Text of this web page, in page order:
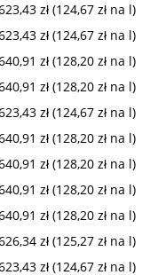
zł (124,67 zł na l)
zł (124,67 zł na l)
zł (128,20 zł na l)
zł (128,20 zł na l)
zł (124,67 zł na l)
zł (128,20 zł na l)
zł (128,20 zł na l)
zł (128,20 zł na l)
zł (128,20 zł na l)
zł (125,27 zł na l)
zł (124,67 zł na l)